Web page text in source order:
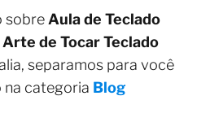
sobre Aula de Teclado
de Tocar Teclado
separamos para você
categoria Blog